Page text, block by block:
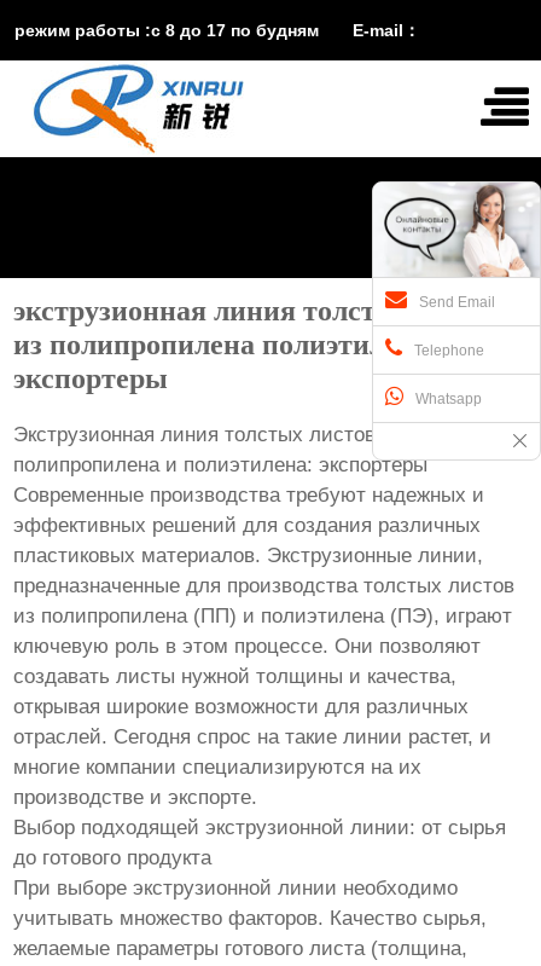
режим работы :с 8 до 17 по будням E-mail：
vira@xinruisuji.comWhatsApp： 
экструзионная линия толстых листов
из полипропилена полиэтилена
экспортеры
Экструзионная линия толстых листов из
полипропилена и полиэтилена: экспортеры
Современные производства требуют надежных и
эффективных решений для создания различных
пластиковых материалов. Экструзионные линии,
предназначенные для производства толстых листов
из полипропилена (ПП) и полиэтилена (ПЭ), играют
ключевую роль в этом процессе. Они позволяют
создавать листы нужной толщины и качества,
открывая широкие возможности для различных
отраслей. Сегодня спрос на такие линии растет, и
многие компании специализируются на их
производстве и экспорте.
Выбор подходящей экструзионной линии: от сырья
до готового продукта
При выборе экструзионной линии необходимо
учитывать множество факторов. Качество сырья,
желаемые параметры готового листа (толщина,
Send Email
Telephone
Whatsapp